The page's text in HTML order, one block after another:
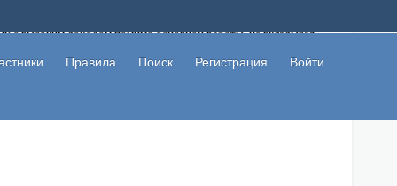
с высоким доходом помимо основной работы, не вкладывая
не попались на развод. Вы сможете начать зарабатывать
Правила Поиск Регистрация Войти